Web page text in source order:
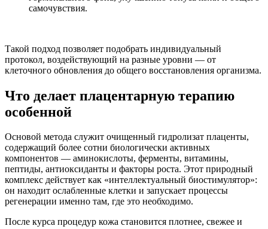
самочувствия.
Такой подход позволяет подобрать индивидуальный
протокол, воздействующий на разные уровни — от
клеточного обновления до общего восстановления организма.
Что делает плацентарную терапию
особенной
Основой метода служит очищенный гидролизат плаценты,
содержащий более сотни биологически активных
компонентов — аминокислоты, ферменты, витамины,
пептиды, антиоксиданты и факторы роста. Этот природный
комплекс действует как «интеллектуальный биостимулятор»:
он находит ослабленные клетки и запускает процессы
регенерации именно там, где это необходимо.
После курса процедур кожа становится плотнее, свежее и